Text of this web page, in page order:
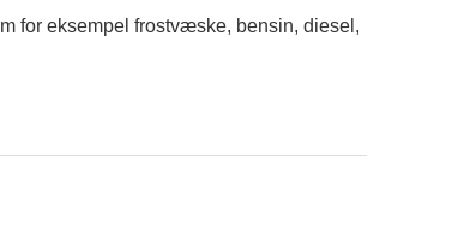
for eksempel frostvæske, bensin, diesel,